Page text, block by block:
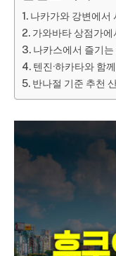
나카가와 강변에서
가와바타 상점가
나카스에서 즐기
텐진·하카타와 함
반나절 기준 추천